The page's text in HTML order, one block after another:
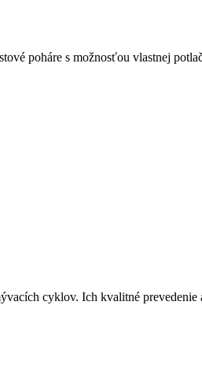
poháre s možnosťou vlastnej
cyklov. Ich kvalitné